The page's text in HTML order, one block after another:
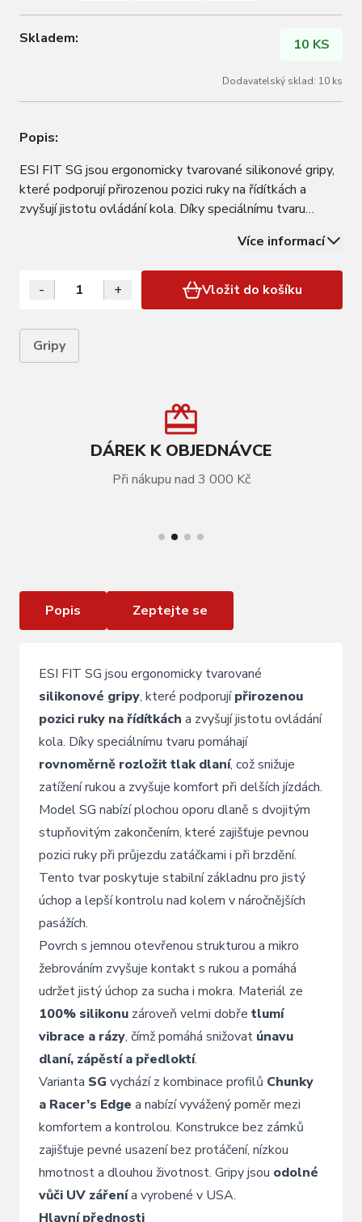
Skladem: 10 KS
Dodavatelský sklad: 10 ks
Popis:
ESI FIT SG jsou ergonomicky tvarované silikonové gripy,
které podporují přirozenou pozici ruky na řídítkách a
zvyšují jistotu ovládání kola. Díky speciálnímu tvaru
zatížení rukou a zvyšuje komfort při delších jízdách.
Model SG nabízí plochou…
Více informací
- + Vložit do košíku
Gripy
DÁREK K OBJEDNÁVCE
Při nákupu nad 3 000 Kč
Popis Zeptejte se
ESI FIT SG jsou ergonomicky tvarované
silikonové gripy, které podporujípřirozenou
pozici ruky na řídítkách a zvyšujíjistotu ovládání
kola. Díkyspeciálnímu tvaru pomáhají
rovnoměrně rozložittlak dlaní, cožsnižuje
zatíženírukou a zvyšuje komfortpři delších jízdách.
ModelSG nabízíplochou oporu dlaně s dvojitým
stupňovitým zakončením, které zajišťuje pevnou
pozici rukypři průjezdu zatáčkami i při brzdění.
Tento tvarposkytuje stabilnízákladnu pro jistý
úchop a lepšíkontrolu nad kolem vnáročnějších
pasážích.
Povrch s jemnou otevřenou strukturou a mikro
žebrováním zvyšuje kontakts rukou a pomáhá
udržetjistýúchop za sucha i mokra. Materiál ze
100% silikonu zároveň velmi dobře tlumí
vibrace a rázy, čímžpomáhá snižovat únavu
dlaní, zápěstía předloktí.
Varianta SG vycházíz kombinace profilů Chunky
a Racer’s Edge a nabízívyváženýpoměrmezi
komfortem a kontrolou. Konstrukce bez zámků
zajišťuje pevné usazeníbez protáčení, nízkou
hmotnosta dlouhou životnost. Gripyjsou odolné
vůči UV zářenía vyrobené v USA.
Hlavnípřednosti